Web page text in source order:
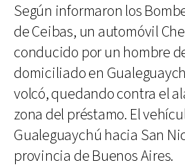
Según informaron los
de Ceibas, un automóvil
conducido por un hombre
domiciliado en
volcó, quedando contra el
zona del préstamo. El
Gualeguaychú hacia San
provincia de Buenos Aires.